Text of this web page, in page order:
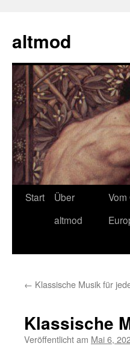
springen
altmod
Start
Über
altmod
Vom
← Klassische Musik für
Klassische
Veröffentlicht am Mai 6,